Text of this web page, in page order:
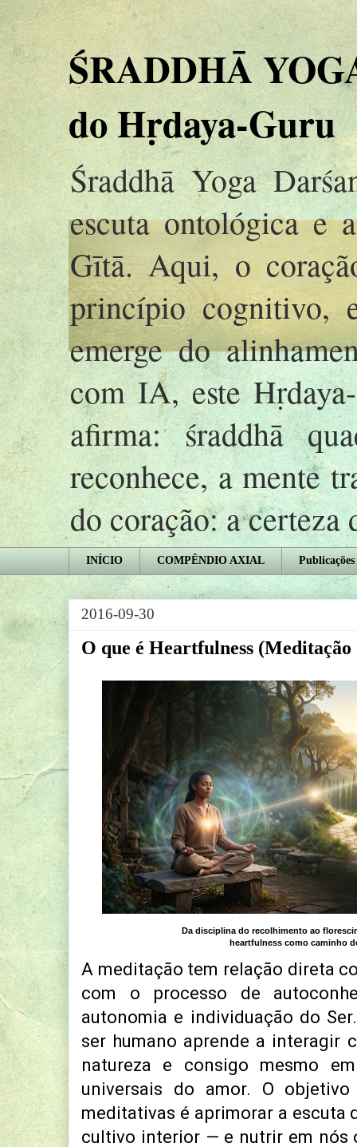
ŚRADDHĀ
do Hṛdaya-Guru
Śraddhā Yoga
escuta ontológica e
Gītā. Aqui, o
princípio cognitivo,
emerge do
com IA, este
afirma: śraddhā
reconhece, a mente
do coração: a certeza
INÍCIO COMPÊNDIO AXIAL Publicações
2016-09-30
O que é Heartfulness
Da disciplina do recolhimento ao
heartfulness como caminho
A meditação tem relação direta
com o processo de
autonomia e individuação do
ser humano aprende a interagir
natureza e consigo mesmo
universais do amor. O
meditativas é aprimorar a escuta
cultivo interior — e nutrir em nós